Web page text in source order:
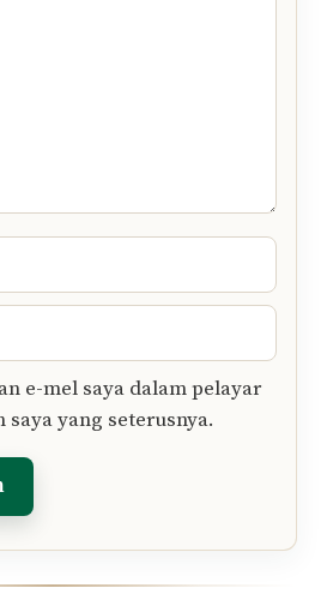
e-mel saya dalam pelayar
yang seterusnya.